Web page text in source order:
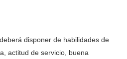
disponer de habilidades de
actitud de servicio, buena